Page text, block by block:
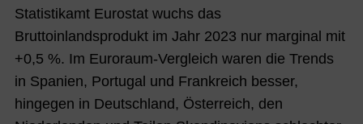
Statistikamt Eurostat wuchs das
Bruttoinlandsprodukt im Jahr 2023 nur marginal mit
+0,5 %. Im Euroraum-Vergleich waren die Trends
in Spanien, Portugal und Frankreich besser,
hingegen in Deutschland, Österreich, den